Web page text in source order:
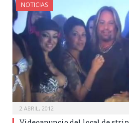
NOTICIAS
2 ABRIL, 2012